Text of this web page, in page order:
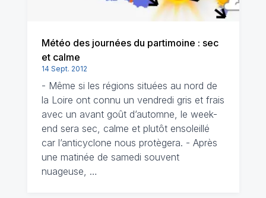
Météo des journées du partimoine : sec
et calme
14 Sept. 2012
- Même si les régions situées au nord de
la Loire ont connu un vendredi gris et frais
avec un avant goût d’automne, le week-
end sera sec, calme et plutôt ensoleillé
car l’anticyclone nous protègera. - Après
une matinée de samedi souvent
nuageuse, …